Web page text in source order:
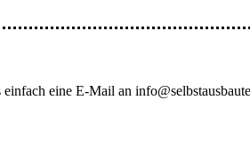
eine E-Mail an